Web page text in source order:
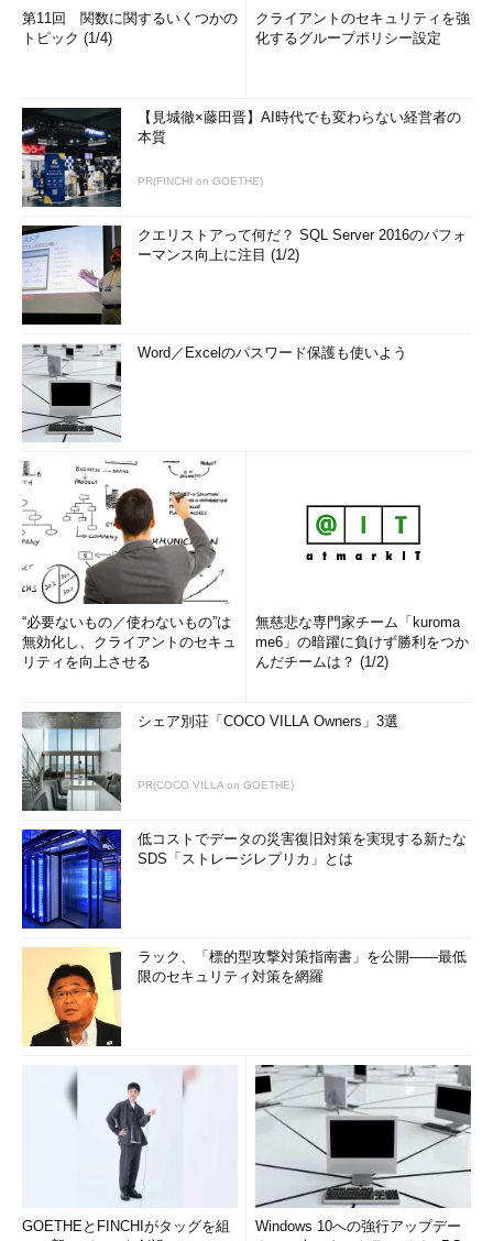
など、さまざまなリアルな情報を得るためのものである。
る情報は、短い期間で頭打ちとなるだろう。しかし、今回紹介し
た仕組みを拡張することで、得られる情報を何倍にも増やすこと
は可能である。例えば、IDS（Intrusion Detection System）で
nepenthesに届くパケットを監視し、統計を出すことで、また違
った事実が見えてくるだろう。
図8 IDSを併用することでさらに理解は深まる
（クリックで拡大します）
この仕組みの拡張次第で、皆さんの夏休みの自由研究にもオリ
ジナリティが出てくることだろう。今回、紹介できなかったこと
については、また、別の機会に紹介できればと思う。
今回の記事で、ハニーポットに興味を持ち、そこから得られる
情報の重要性を理解していただき、守る側の視点というものに磨
著者紹介
NTTデータ・セキュリティ株式会社
辻 伸弘（つじ のぶひろ）
セキュリティエンジニアとして、主にペネトレーション検査な
どに従事している。
民間企業、官公庁問わず多くの検査実績を持つ。
自宅では、趣味としてのハニーポットの運用、IDSによる監視
などを行っている。
「次回」へ
第11回 関数に関するいくつかの
トピック (1/4)
クライアントのセキュリティを強
化するグループポリシー設定
【見城徹×藤田晋】AI時代でも変わらない経営者の
本質
PR(FINCHI on GOETHE)
クエリストアって何だ？ SQL Server 2016のパフォ
ーマンス向上に注目 (1/2)
Word／Excelのパスワード保護も使いよう
“必要ないもの／使わないもの”は
無効化し、クライアントのセキュ
リティを向上させる
無慈悲な専門家チーム「kuroma
me6」の暗躍に負けず勝利をつか
んだチームは？ (1/2)
シェア別荘「COCO VILLA Owners」3選
PR(COCO VILLA on GOETHE)
低コストでデータの災害復旧対策を実現する新たな
SDS「ストレージレプリカ」とは
ラック、「標的型攻撃対策指南書」を公開――最低
限のセキュリティ対策を網羅
GOETHEとFINCHIがタッグを組
Windows 10への強行アップデー